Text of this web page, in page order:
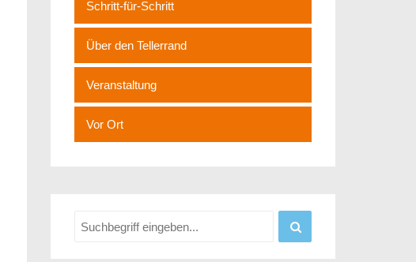
Schritt-für-Schritt
Über den Tellerrand
Veranstaltung
Vor Ort